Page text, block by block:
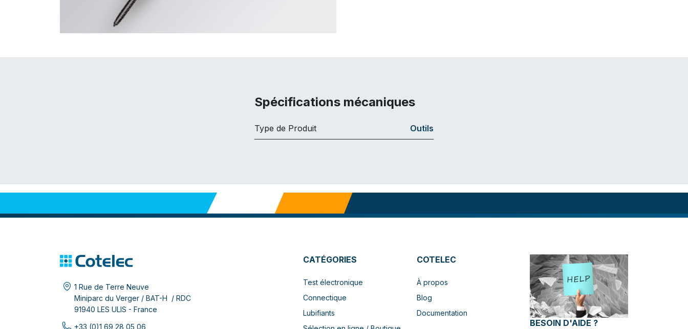
Spécifications mécaniques
Type de Produit Outils
1 Rue de Terre Neuve
Miniparc du Verger / BAT-H / RDC
91940 LES ULIS - France
+33 (0)1 69 28 05 06
CATÉGORIES
Test électronique
Connectique
Lubifiants
COTELEC
À propos
Blog
Documentation
BESOIN D'AIDE ?